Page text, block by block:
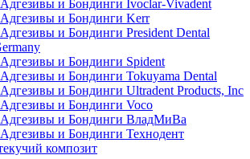
и Бондинги Ivoclar-Vivadent
и Бондинги Kerr
и Бондинги President Dental
и Бондинги Spident
и Бондинги Tokuyama Dental
и Бондинги Ultradent Products, Inc
и Бондинги Voco
и Бондинги ВладМиВа
и Бондинги Технодент
композит